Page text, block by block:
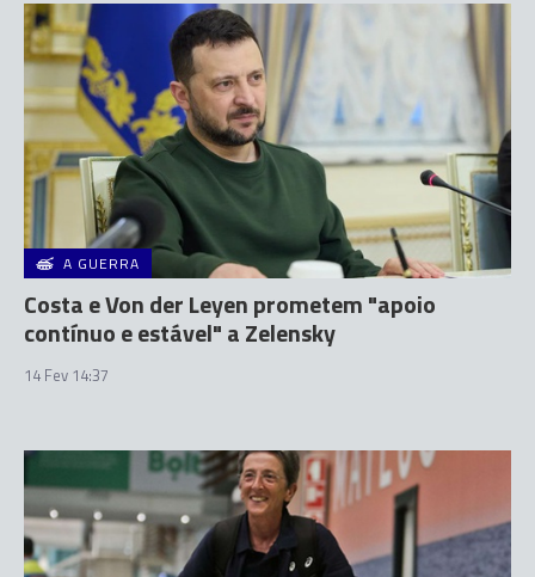
A GUERRA
Costa e Von der Leyen prometem "apoio
contínuo e estável" a Zelensky
14 Fev 14:37